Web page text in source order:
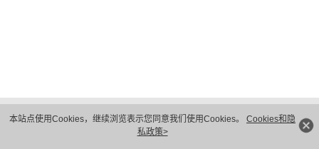
本站点使用Cookies，继续浏览表示您同意我们使用Cookies。 Cookies和隐
私政策>
隐私保护
法律声明